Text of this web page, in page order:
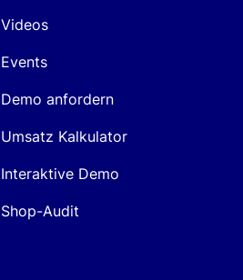
Videos
Events
Demo anfordern
Umsatz Kalkulator
Interaktive Demo
Shop-Audit